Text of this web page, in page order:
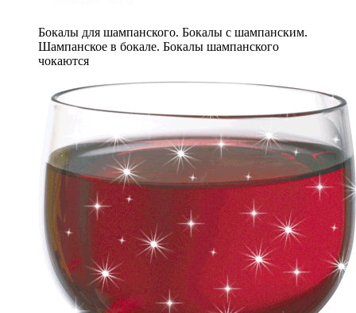
Бокалы для шампанского. Бокалы с шампанским.
Шампанское в бокале. Бокалы шампанского
чокаются